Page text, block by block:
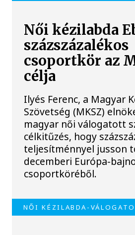
Női kézilabda
százszázalékos
csoportkör az
célja
Ilyés Ferenc, a Magyar
Szövetség (MKSZ)
magyar női válogatott
célkitűzés, hogy
teljesítménnyel jusson
decemberi Európa-
csoportköréből.
NŐI KÉZILABDA-